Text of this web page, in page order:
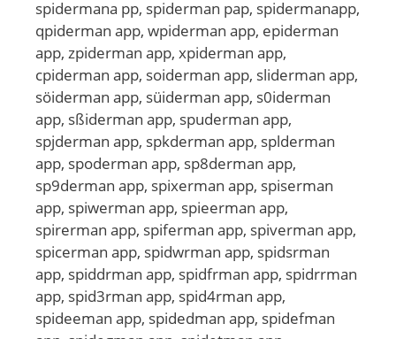
spidermana pp, spiderman pap, spidermanapp,
qpiderman app, wpiderman app, epiderman
app, zpiderman app, xpiderman app,
cpiderman app, soiderman app, sliderman app,
söiderman app, süiderman app, s0iderman
app, sßiderman app, spuderman app,
spjderman app, spkderman app, splderman
app, spoderman app, sp8derman app,
sp9derman app, spixerman app, spiserman
app, spiwerman app, spieerman app,
spirerman app, spiferman app, spiverman app,
spicerman app, spidwrman app, spidsrman
app, spiddrman app, spidfrman app, spidrrman
app, spid3rman app, spid4rman app,
spideeman app, spidedman app, spidefman